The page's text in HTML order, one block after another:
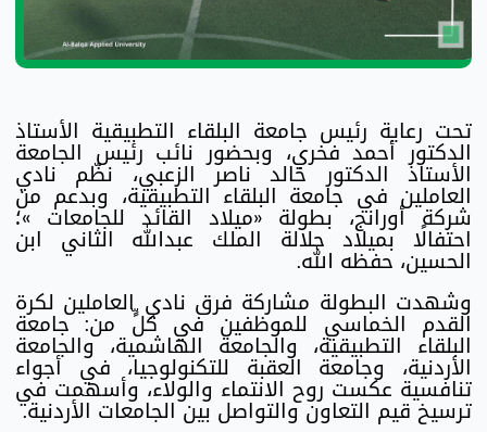
تحت رعاية رئيس جامعة البلقاء التطبيقية الأستاذ
الدكتور أحمد فخري، وبحضور نائب رئيس الجامعة
الأستاذ الدكتور خالد ناصر الزعبي، نظّم نادي
العاملين في جامعة البلقاء التطبيقية، وبدعم من
شركة أورانج، بطولة «ميلاد القائد للجامعات »؛
احتفالًا بميلاد جلالة الملك عبدالله الثاني ابن
الحسين، حفظه الله.
وشهدت البطولة مشاركة فرق نادي العاملين لكرة
القدم الخماسي للموظفين في كلٍّ من: جامعة
البلقاء التطبيقية، والجامعة الهاشمية، والجامعة
الأردنية، وجامعة العقبة للتكنولوجيا، في أجواء
تنافسية عكست روح الانتماء والولاء، وأسهمت في
ترسيخ قيم التعاون والتواصل بين الجامعات الأردنية.